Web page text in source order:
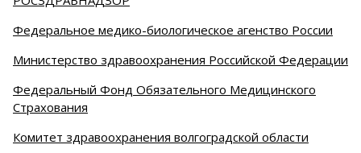
Федеральное медико-биологическое агенство России
Министерство здравоохранения Российской Федерации
Федеральный Фонд Обязательного Медицинского
Страхования
Комитет здравоохранения волгоградской области